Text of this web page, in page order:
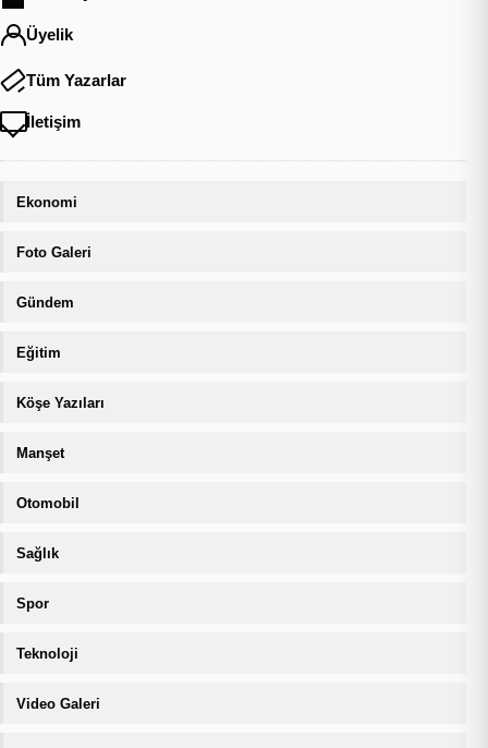
Üyelik
Tüm Yazarlar
İletişim
Ekonomi
Foto Galeri
Gündem
Eğitim
Köşe Yazıları
Manşet
Otomobil
Sağlık
Spor
Teknoloji
Video Galeri